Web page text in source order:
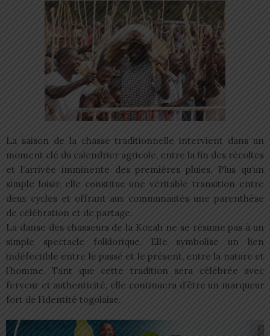
La saison de la chasse traditionnelle intervient dans un
moment clé du calendrier agricole, entre la fin des récoltes
et l’arrivée imminente des premières pluies. Plus qu’un
simple loisir, elle constitue une véritable transition entre
deux cycles et offrant aux communautés une parenthèse
de célébration et de partage.
La danse des chasseurs de la Kozah ne se résume pas à un
simple spectacle folklorique. Elle symbolise un lien
indéfectible entre le passé et le présent, entre la nature et
l’homme. Tant que cette tradition sera célébrée avec
ferveur et authenticité, elle continuera d’être un marqueur
fort de l’identité togolaise.